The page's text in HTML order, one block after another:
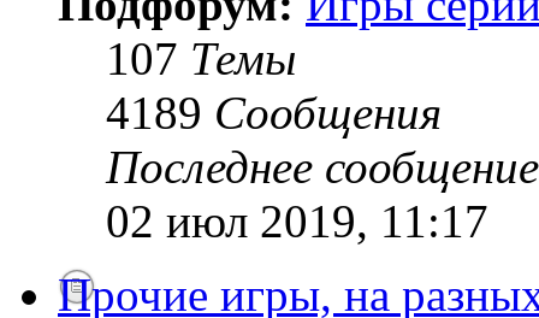
107 Темы
4189 Сообщения
Последнее сообщение
02 июл 2019, 11:17
Прочие игры, на